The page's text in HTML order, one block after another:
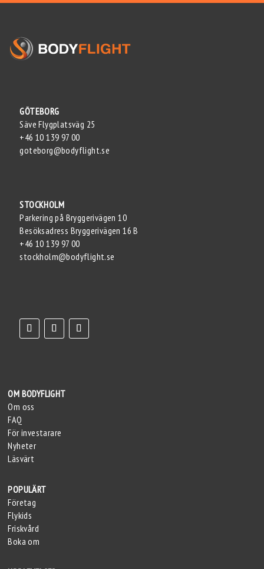
GÖTEBORG
Säve Flygplatsväg 25
+46 10 139 97 00
goteborg@bodyflight.se
STOCKHOLM
Parkering på Bryggerivägen 10
Besöksadress Bryggerivägen 16 B
+46 10 139 97 00
stockholm@bodyflight.se
OM BODYFLIGHT
Om oss
FAQ
För investarare
Nyheter
Läsvärt
POPULÄRT
Företag
Flykids
Friskvård
Boka om